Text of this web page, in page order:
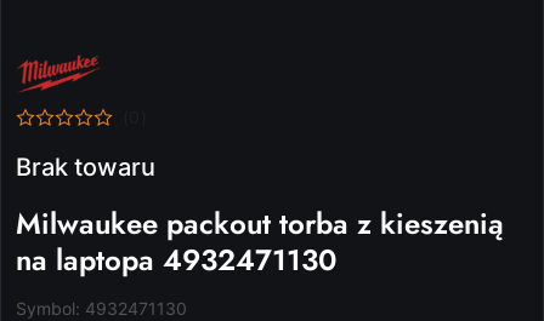
NAZWA
PRODUCENTA:
MILWAUKEE
Brak towaru
Milwaukee packout torba z kieszenią
na laptopa 4932471130
Symbol: 4932471130